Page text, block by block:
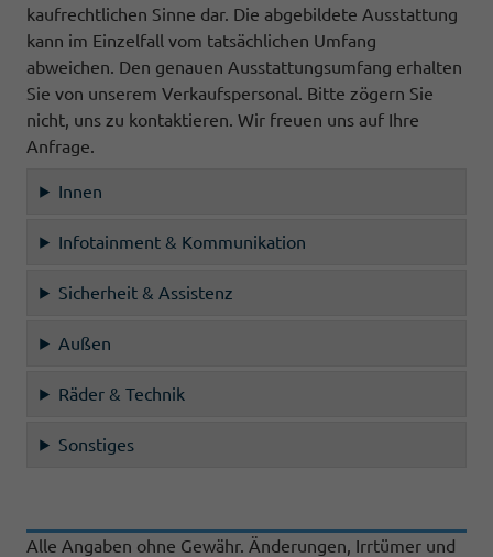
kaufrechtlichen Sinne dar. Die abgebildete Ausstattung
kann im Einzelfall vom tatsächlichen Umfang
abweichen. Den genauen Ausstattungsumfang erhalten
Sie von unserem Verkaufspersonal. Bitte zögern Sie
nicht, uns zu kontaktieren. Wir freuen uns auf Ihre
Anfrage.
Innen
Infotainment & Kommunikation
Sicherheit & Assistenz
Außen
Räder & Technik
Sonstiges
Alle Angaben ohne Gewähr. Änderungen, Irrtümer und